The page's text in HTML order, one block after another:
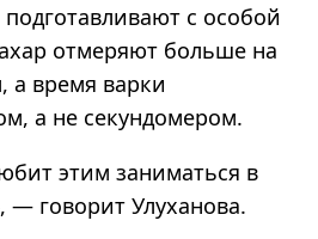
с особой
отмеряют больше на
а время варки
а не секундомером.
этим заниматься в
— говорит Улуханова.